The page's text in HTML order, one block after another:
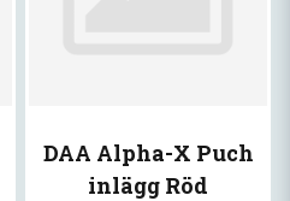
DAA Alpha-X Puch
inlägg Röd